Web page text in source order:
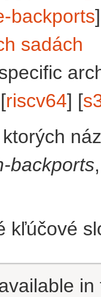
backports
sadách
riscv64] [
backports
kľúčové